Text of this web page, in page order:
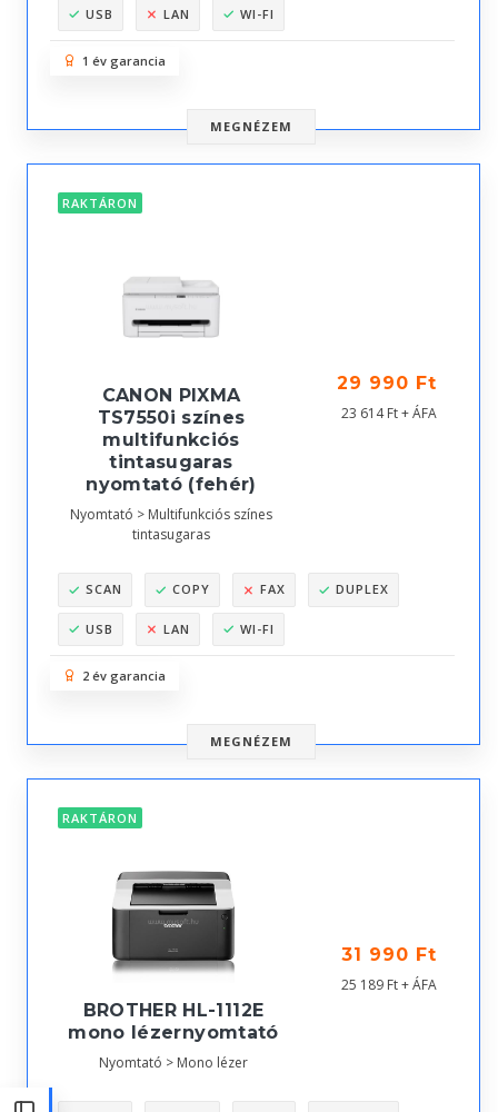
USB LAN WI-FI
1 év garancia
MEGNÉZEM
RAKTÁRON
CANON PIXMA
TS7550i színes
multifunkciós
tintasugaras
nyomtató (fehér)
Nyomtató > Multifunkciós színes
tintasugaras
29 990 Ft
23 614 Ft + ÁFA
SCAN COPY FAX DUPLEX
USB LAN WI-FI
2 év garancia
MEGNÉZEM
RAKTÁRON
BROTHER HL-1112E
mono lézernyomtató
Nyomtató > Mono lézer
31 990 Ft
25 189 Ft + ÁFA